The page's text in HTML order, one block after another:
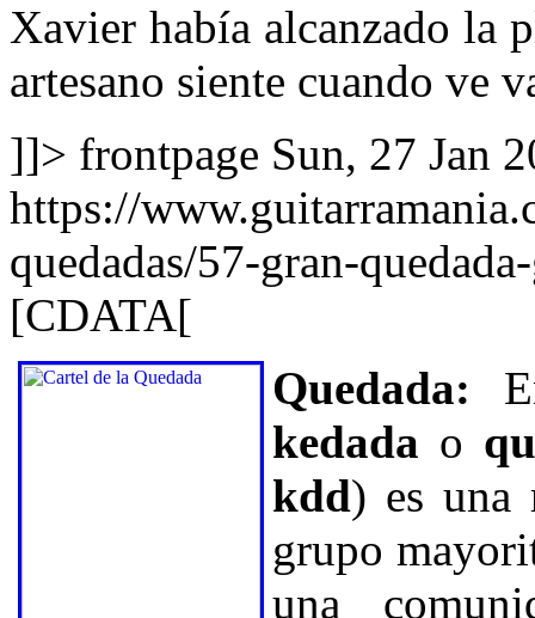
Xavier había alcanzado la
artesano siente cuando ve
]]> frontpage Sun, 27 Jan
https://
quedadas/57-gran-
[CDATA[
Quedada:
kedada o
kdd) es una
grupo
una